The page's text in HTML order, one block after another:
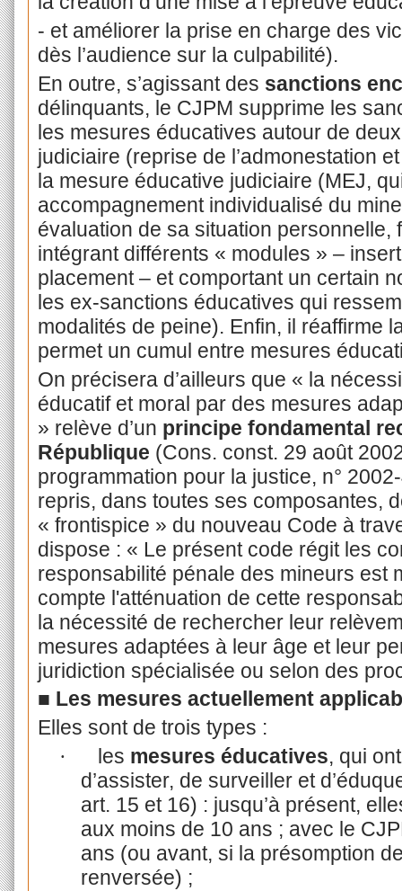
- et améliorer la prise en charge des
dès l’audience sur la culpabilité).
En outre, s’agissant des sanctions
délinquants, le CJPM supprime les
les mesures éducatives autour de
judiciaire (reprise de l’admonestation
la mesure éducative judiciaire (MEJ,
accompagnement individualisé du
évaluation de sa situation personnelle,
intégrant différents « modules » –
placement – et comportant un certain
les ex-sanctions éducatives qui
modalités de peine). Enfin, il réaffirme
permet un cumul entre mesures
On précisera d’ailleurs que « la
éducatif et moral par des mesures
» relève d’un principe fondamental
République (Cons. const. 29 août
programmation pour la justice, n°
repris, dans toutes ses composantes,
« frontispice » du nouveau Code à
dispose : « Le présent code régit les
responsabilité pénale des mineurs
compte l'atténuation de cette
la nécessité de rechercher leur
mesures adaptées à leur âge et leur
juridiction spécialisée ou selon des
■ Les mesures actuellement
Elles sont de trois types :
· les mesures éducatives, qui
d’assister, de surveiller et
art. 15 et 16) : jusqu’à présent,
aux moins de 10 ans ; avec le
ans (ou avant, si la présomption
renversée) ;